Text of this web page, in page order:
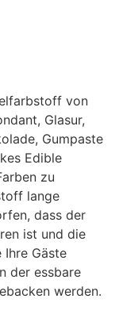
von
Glasur,
Gumpaste
Edible
zu
lange
dass der
ist und die
Ihre Gäste
der essbare
werden.